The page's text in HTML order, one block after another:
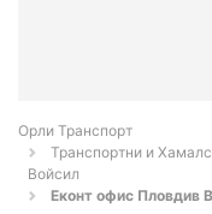
Орли Транспорт
Транспортни и
Войсил
Eконт офис Пловдив